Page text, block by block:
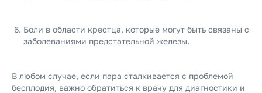
Боли в области крестца, которые могут быть связаны с
заболеваниями предстательной железы.
В любом случае, если пара сталкивается с проблемой
бесплодия, важно обратиться к врачу для диагностики и